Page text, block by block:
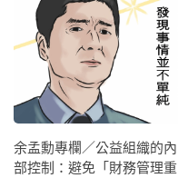
余孟勳專欄／公益組織的內
部控制：避免「財務管理重